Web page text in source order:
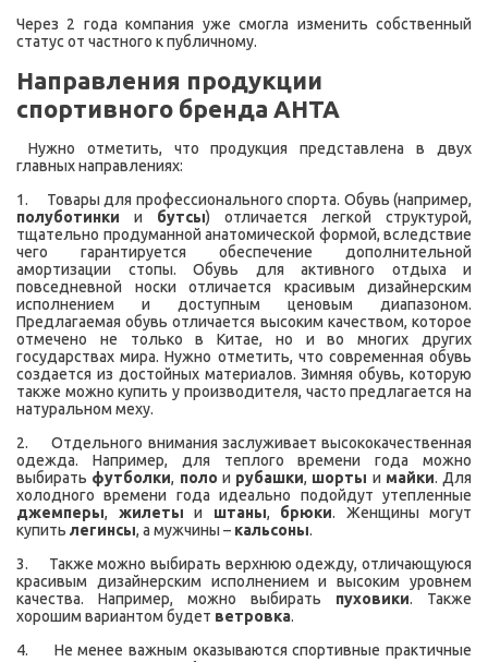
Через 2 года компания уже смогла изменить собственный
статус от частного к публичному.
Направления продукции
спортивного бренда АНТА
Нужно отметить, что продукция представлена в двух
главных направлениях:
1. Товары для профессионального спорта. Обувь (например,
полуботинки и бутсы) отличается легкой структурой,
тщательно продуманной анатомической формой, вследствие
чего гарантируется обеспечение дополнительной
амортизации стопы. Обувь для активного отдыха и
повседневной носки отличается красивым дизайнерским
исполнением и доступным ценовым диапазоном.
Предлагаемая обувь отличается высоким качеством, которое
отмечено не только в Китае, но и во многих других
государствах мира. Нужно отметить, что современная обувь
создается из достойных материалов. Зимняя обувь, которую
также можно купить у производителя, часто предлагается на
натуральном меху.
2. Отдельного внимания заслуживает высококачественная
одежда. Например, для теплого времени года можно
выбирать футболки, поло и рубашки, шорты и майки. Для
холодного времени года идеально подойдут утепленные
джемперы, жилеты и штаны, брюки. Женщины могут
купить легинсы, а мужчины – кальсоны.
3. Также можно выбирать верхнюю одежду, отличающуюся
красивым дизайнерским исполнением и высоким уровнем
качества. Например, можно выбирать пуховики. Также
хорошим вариантом будет ветровка.
4. Не менее важным оказываются спортивные практичные